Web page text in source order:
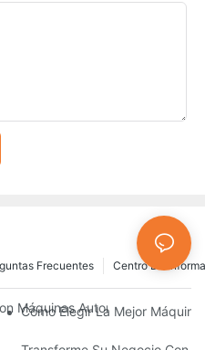
Centro De
Frecuentes
Máquinas Automáticas Para
Cómo Elegir La Mejor